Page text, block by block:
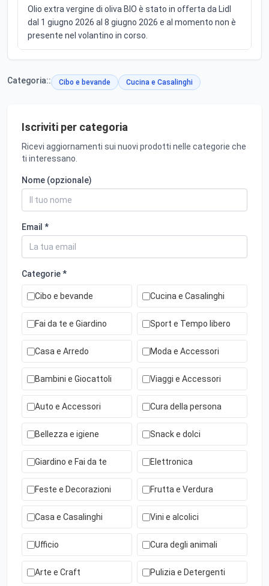
Olio extra vergine di oliva BIO è stato in offerta da Lidl
dal 1 giugno 2026 al 8 giugno 2026 e al momento non è
presente nel volantino in corso.
Categoria:: Cibo e bevande Cucina e Casalinghi
Iscriviti per categoria
Ricevi aggiornamenti sui nuovi prodotti nelle categorie che
ti interessano.
Nome (opzionale)
Email *
Categorie *
Cibo e bevande Cucina e Casalinghi
Fai da te e Giardino Sport e Tempo libero
Casa e Arredo Moda e Accessori
Bambini e Giocattoli Viaggi e Accessori
Auto e Accessori Cura della persona
Bellezza e igiene Snack e dolci
Giardino e Fai da te Elettronica
Feste e Decorazioni Frutta e Verdura
Casa e Casalinghi Vini e alcolici
Ufficio Cura degli animali
Arte e Craft Pulizia e Detergenti